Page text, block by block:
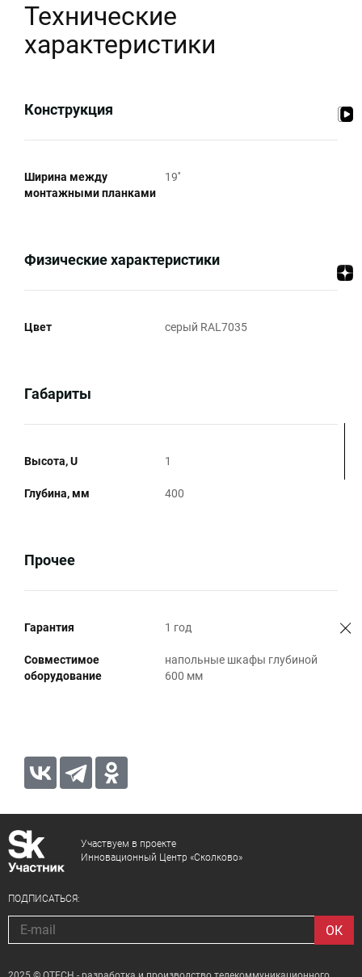
Технические
характеристики
Конструкция
Ширина между
монтажными планками
19''
Физические характеристики
Цвет серый RAL7035
Габариты
Высота, U 1
Глубина, мм 400
Прочее
Гарантия 1 год
Совместимое
оборудование
напольные шкафы глубиной
600 мм
Участвуем в проекте
Инновационный Центр «Сколково»
ПОДПИСАТЬСЯ: